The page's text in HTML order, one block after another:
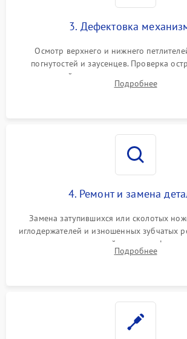
3. Дефектовка
Осмотр верхнего и нижнего
погнутостей и заусенцев. Проверка
кромок ножей, состояния приводного
и механизма дифференциальной
Подробнее
4. Ремонт и замена
Замена затупившихся или сколотых
иглодержателей и изношенных зубчатых
новых петлителей взамен
Восстановление контактов в
Подробнее